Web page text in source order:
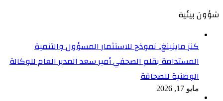
شؤون بيئية
كنز ماينينغ.. نموذج للاستثمار المسؤول والتنمية
المستدامة بقلم الصحفي أمير سعد المدير العام للوكالة
الوطنية للصحافة
مايو 17, 2026